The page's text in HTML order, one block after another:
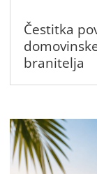
Čestitka
branitelja